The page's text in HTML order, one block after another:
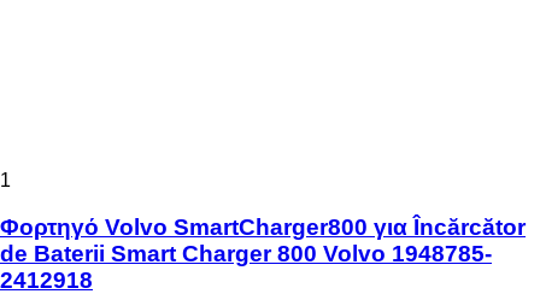
1
Φορτηγό Volvo SmartCharger800 για Încărcător
de Baterii Smart Charger 800 Volvo 1948785-
2412918